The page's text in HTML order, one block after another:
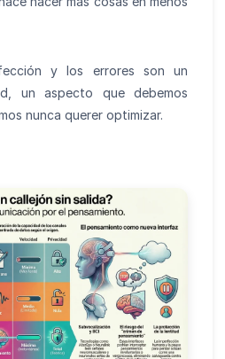
y los errores son un
un aspecto que debemos
nunca querer optimizar.